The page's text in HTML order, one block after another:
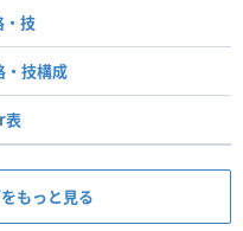
・技
・技構成
表
もっと見る